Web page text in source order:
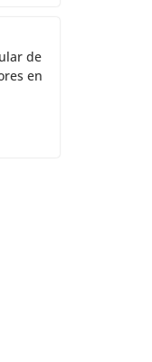
de
en